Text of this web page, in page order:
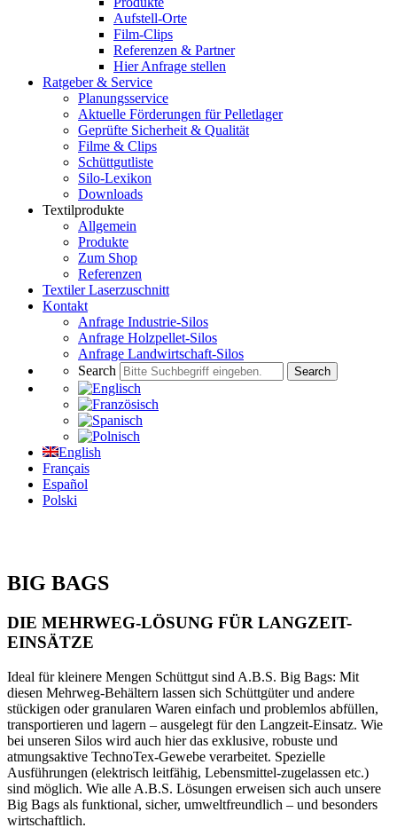
Aufstell-Orte
Film-Clips
Referenzen & Partner
Hier Anfrage stellen
Ratgeber & Service
Planungsservice
Aktuelle Förderungen für Pelletlager
Geprüfte Sicherheit & Qualität
Filme & Clips
Schüttgutliste
Silo-Lexikon
Downloads
Textilprodukte
Allgemein
Produkte
Zum Shop
Referenzen
Textiler Laserzuschnitt
Kontakt
Anfrage Industrie-Silos
Anfrage Holzpellet-Silos
Anfrage Landwirtschaft-Silos
Search
Search
English
Français
Español
Polski
BIG BAGS
DIE MEHRWEG-LÖSUNG FÜR LANGZEIT-
EINSÄTZE
Ideal für kleinere Mengen Schüttgut sind A.B.S. Big Bags: Mit
diesen Mehrweg-Behältern lassen sich Schüttgüter und andere
stückigen oder granularen Waren einfach und problemlos abfüllen,
transportieren und lagern – ausgelegt für den Langzeit-Einsatz. Wie
bei unseren Silos wird auch hier das exklusive, robuste und
atmungsaktive TechnoTex-Gewebe verarbeitet. Spezielle
Ausführungen (elektrisch leitfähig, Lebensmittel-zugelassen etc.)
sind möglich. Wie alle A.B.S. Lösungen erweisen sich auch unsere
Big Bags als funktional, sicher, umweltfreundlich – und besonders
wirtschaftlich.